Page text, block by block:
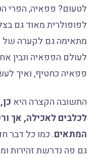
לטעום? פפאיה, הפרי
לפופולרית מאוד גם
מתאימה גם לקערה של
לעולם הפפאיה ונבין
פפאיה כחטיף, ואיך
התשובה הקצרה היא
לכלבים לאכילה, אך
המתאים. כמו כל דבר
גם פה נדרשת זהירות